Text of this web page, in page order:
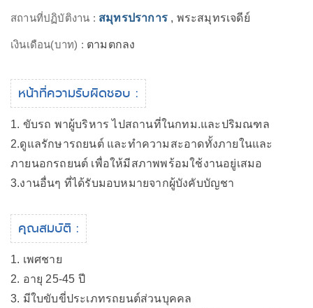
สถานที่ปฏิบัติงาน : สมุทรปราการ , พระสมุทรเจดีย์
เงินเดือน(บาท) : ตามตกลง
หน้าที่ความรับผิดชอบ :
1. ขับรถ พาผู้บริหาร ไปสถานที่ในกทม.และปริมณฑล
2.ดูแลรักษารถยนต์ และทำความสะอาดทั้งภายในและ
ภายนอกรถยนต์ เพื่อให้มีสภาพพร้อมใช้งานอยู่เสมอ
3.งานอื่นๆ ที่ได้รับมอบหมายจากผู้บังคับบัญชา
คุณสมบัติ :
1. เพศชาย
2. อายุ 25-45 ปี
3. มีใบขับขี่ประเภทรถยนต์ส่วนบุคคล